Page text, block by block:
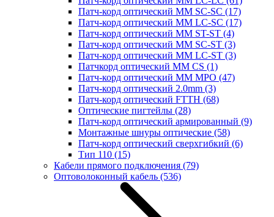
Патч-корд оптический MM SC-SC (17)
Патч-корд оптический MM LC-SC (17)
Патч-корд оптический MM ST-ST (4)
Патч-корд оптический MM SC-ST (3)
Патч-корд оптический MM LC-ST (3)
Патчкорд оптический MM CS (1)
Патч-корд оптический MM MPO (47)
Патч-корд оптический 2.0mm (3)
Патч-корд оптический FTTH (68)
Оптические пигтейлы (28)
Патч-корд оптический армированный (9)
Монтажные шнуры оптические (58)
Патч-корд оптический сверхгибкий (6)
Тип 110 (15)
Кабели прямого подключения (79)
Оптоволоконный кабель (536)